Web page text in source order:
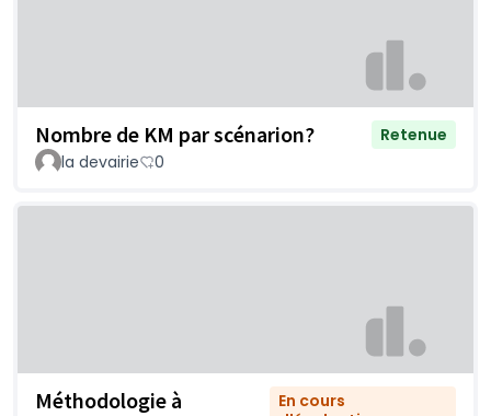
Nombre de KM par scénarion?
Retenue
la devairie
0
Méthodologie à
En cours